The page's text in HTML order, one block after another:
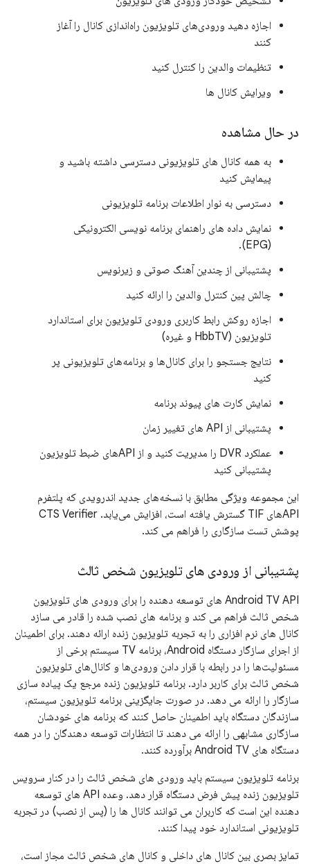
اجازه دهید ورودی‌های تلویزیون راه‌اندازی کانال را آغاز
کنند
تنظیمات والدین را کنترل کنید
ویرایش کانال ها
در حال مشاهده
به همه کانال های تلویزیونی دسترسی داشته باشید و
پیمایش کنید
دسترسی به نوار اطلاعات برنامه تلویزیونی
نمایش داده های راهنمای برنامه نویسی الکترونیکی
(EPG).
پشتیبانی از چندین آهنگ صوتی و زیرنویس
چالش پین کنترل والدین را ارائه کنید
اجازه روکش رابط کاربری ورودی تلویزیون برای استاندارد
تلویزیون (HbbTV و غیره)
نتایج جستجو را برای کانال‌ها و برنامه‌های تلویزیونی پر
کنید
نمایش کارت های پیوند برنامه
پشتیبانی از API های تغییر زمان
عملکرد DVR را مدیریت کنید و از APIهای ضبط تلویزیون
پشتیبانی کنید
این مجموعه ویژگی مطابق با نسخه‌های جدید اندرویدی که پلتفرم
APIهای TIF گسترش یافته است، افزایش می‌یابد. CTS Verifier
پوشش تست سازگاری را فراهم می کند.
پشتیبانی از ورودی های تلویزیون شخص ثالث
Android TV API های توسعه دهنده را برای ورودی های تلویزیون
شخص ثالث فراهم می کند و برنامه های نصب شده را قادر می سازد
کانال های نرم افزاری را به تجربه تلویزیون زنده ارائه دهند. برای اطمینان
از اجرای سازگار دستگاه Android، برنامه TV سیستم برخی از
مسئولیت‌ها را در رابطه با قرار دادن ورودی‌ها و کانال‌های تلویزیون
شخص ثالث برای کاربر دارد. برنامه تلویزیون زنده مرجع یک پیاده سازی
سازگار را ارائه می دهد. در صورت جایگزینی برنامه تلویزیون سیستم،
سازندگان دستگاه باید اطمینان حاصل کنند که برنامه های خودشان
سازگاری مشابهی را ارائه می دهند تا انتظارات توسعه دهندگان را در همه
دستگاه های Android TV برآورده کنند.
برنامه تلویزیون سیستم باید ورودی های شخص ثالث را در کنار سرویس
تلویزیون زنده پیش فرض دستگاه قرار دهد. وعده API های توسعه
دهنده این است که کاربران می توانند کانال ها را (پس از نصب) در تجربه
تلویزیونی استاندارد خود پیدا کنند.
تمایز بصری بین کانال های داخلی و کانال های شخص ثالث مجاز است،